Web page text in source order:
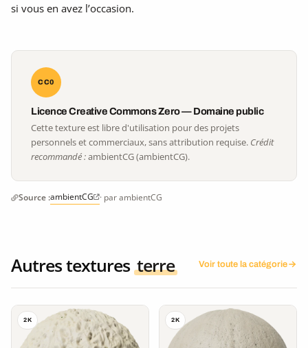
si vous en avez l’occasion.
CC0
Licence Creative Commons Zero — Domaine public
Cette texture est libre d'utilisation pour des projets
personnels et commerciaux, sans attribution requise. Crédit
recommandé :ambientCG (ambientCG).
Source :ambientCG · par ambientCG
Autres textures terre Voir toute la catégorie
2K 2K